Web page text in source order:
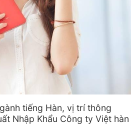
tiếng Hàn, vị trí thông
Nhập Khẩu Công ty Việt hàn